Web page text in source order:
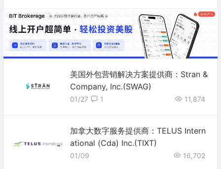
美国外包营销解决方案提供商：Stran &
Company, Inc.(SWAG)
01/27 11,874
1
加拿大数字服务提供商：TELUS Intern
ational (Cda) Inc.(TIXT)
01/09 16,702